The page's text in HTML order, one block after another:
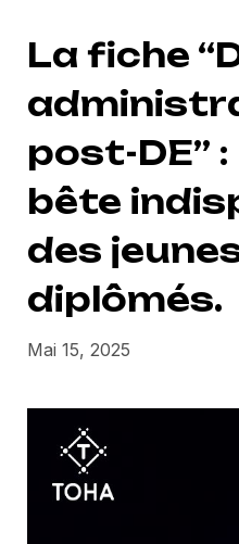
La fiche
post-DE”
bête
des
diplômés.
Mai 15, 2025